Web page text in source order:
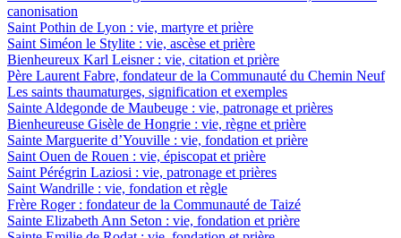
canonisation
Saint Pothin de Lyon : vie, martyre et prière
Saint Siméon le Stylite : vie, ascèse et prière
Bienheureux Karl Leisner : vie, citation et prière
Père Laurent Fabre, fondateur de la Communauté du Chemin Neuf
Les saints thaumaturges, signification et exemples
Sainte Aldegonde de Maubeuge : vie, patronage et prières
Bienheureuse Gisèle de Hongrie : vie, règne et prière
Sainte Marguerite d’Youville : vie, fondation et prière
Saint Ouen de Rouen : vie, épiscopat et prière
Saint Pérégrin Laziosi : vie, patronage et prières
Saint Wandrille : vie, fondation et règle
Frère Roger : fondateur de la Communauté de Taizé
Sainte Elizabeth Ann Seton : vie, fondation et prière